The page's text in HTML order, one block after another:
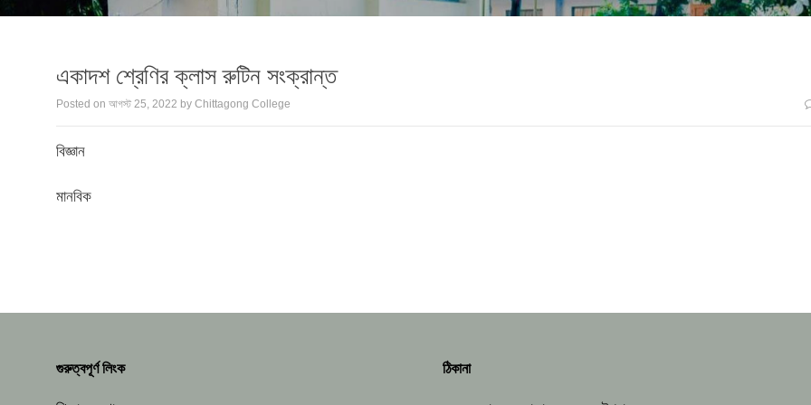
একাদশ শ্রেণির ক্লাস রুটিন সংক্রান্ত
Posted on আগস্ট 25, 2022 by Chittagong College
বিজ্ঞান
মানবিক
গুরুত্বপূর্ণ লিংক ঠিকানা